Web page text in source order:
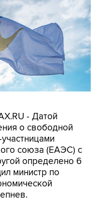
- Датой
о свободной
союза (ЕАЭС) с
определено 6
министр по